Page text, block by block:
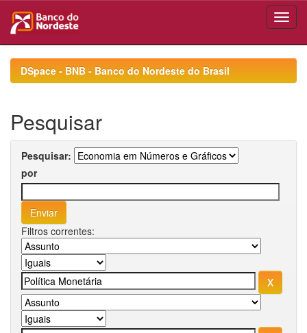
navigationDSpace - BNB - Banco do Nordeste do Brasil
Pesquisar
Pesquisar:
por
Filtros correntes: